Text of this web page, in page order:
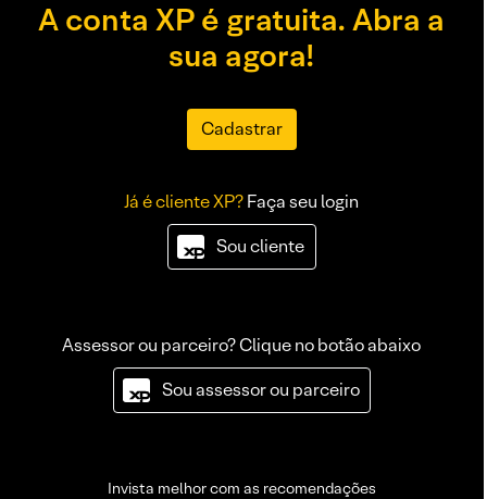
A conta XP é gratuita. Abra a
sua agora!
Cadastrar
Já é cliente XP?Faça seu login
Sou cliente
Assessor ou parceiro? Clique no botão abaixo
Sou assessor ou parceiro
Invista melhor com as recomendações